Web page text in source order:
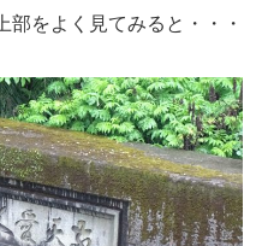
部をよく見てみると・・・